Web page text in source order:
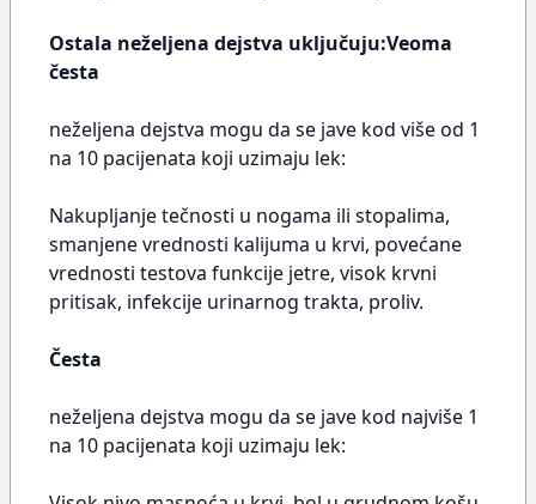
Ostala neželjena dejstva uključuju:Veoma
česta
neželjena dejstva mogu da se jave kod više od 1
na 10 pacijenata koji uzimaju lek:
Nakupljanje tečnosti u nogama ili stopalima,
smanjene vrednosti kalijuma u krvi, povećane
vrednosti testova funkcije jetre, visok krvni
pritisak, infekcije urinarnog trakta, proliv.
Česta
neželjena dejstva mogu da se jave kod najviše 1
na 10 pacijenata koji uzimaju lek: